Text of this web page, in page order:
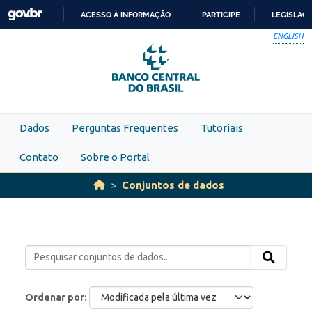
Skip to main content
PARA
O
CONTEÚDO
ACESSO À INFORMAÇÃO PARTICIPE
ENGLISH
Dados Perguntas Frequentes Tutoriais
Contato Sobre o Portal
Conjuntos de dados
Ordenar por